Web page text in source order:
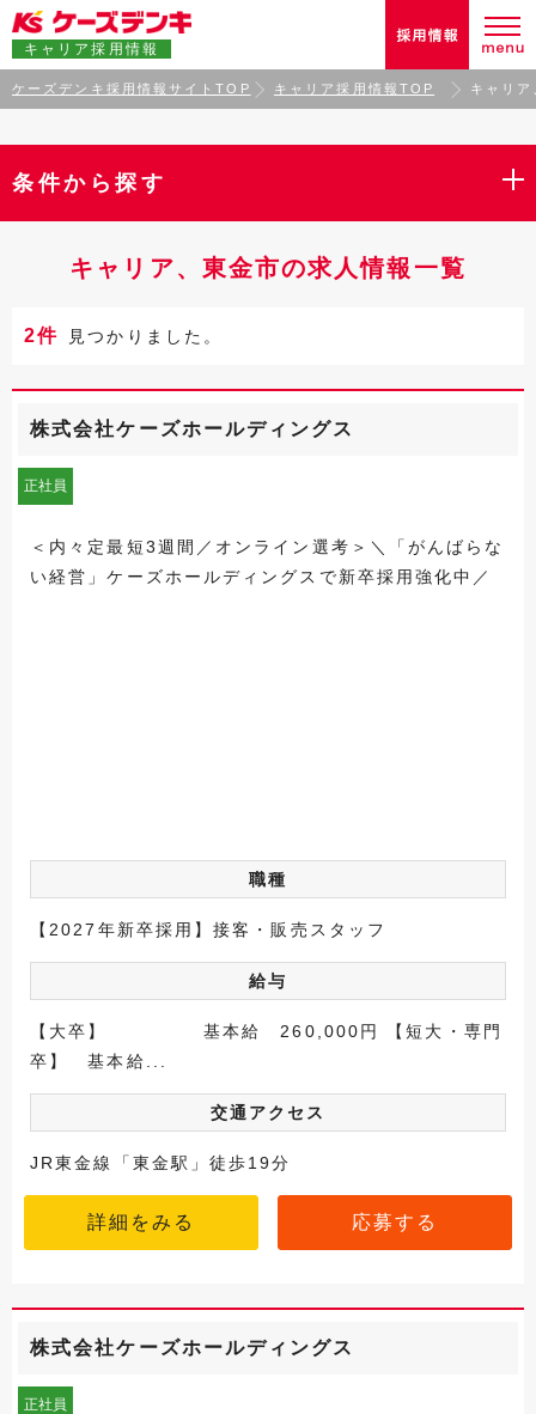
キャリア採用情報
ケーズデンキ採用情報サイトTOP キャリア採用情報TOP キャリ
条件から探す
キャリア、東金市の求人情報一覧
2件 見つかりました。
株式会社ケーズホールディングス
正社員
＜内々定最短3週間／オンライン選考＞＼「がんばらな
い経営」ケーズホールディングスで新卒採用強化中／
職種
【2027年新卒採用】接客・販売スタッフ
給与
【大卒】 基本給 260,000円 【短大・専門
卒】 基本給...
交通アクセス
JR東金線「東金駅」徒歩19分
詳細をみる 応募する
株式会社ケーズホールディングス
正社員